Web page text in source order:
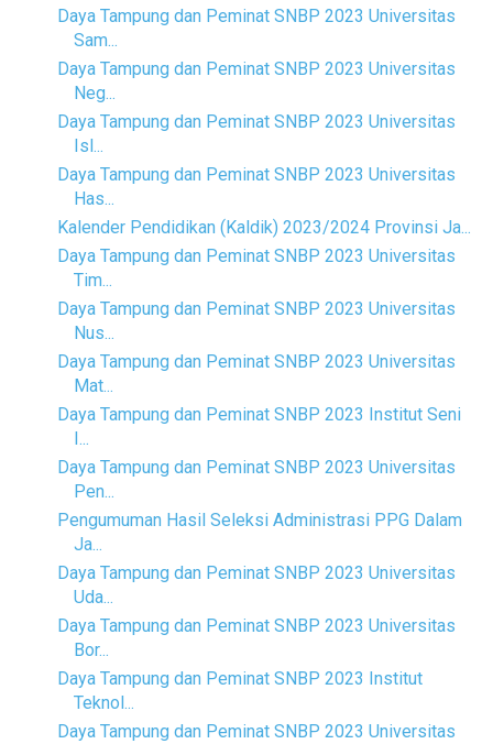
Daya Tampung dan Peminat SNBP 2023 Universitas
Sam...
Daya Tampung dan Peminat SNBP 2023 Universitas
Neg...
Daya Tampung dan Peminat SNBP 2023 Universitas
Isl...
Daya Tampung dan Peminat SNBP 2023 Universitas
Has...
Kalender Pendidikan (Kaldik) 2023/2024 Provinsi Ja...
Daya Tampung dan Peminat SNBP 2023 Universitas
Tim...
Daya Tampung dan Peminat SNBP 2023 Universitas
Nus...
Daya Tampung dan Peminat SNBP 2023 Universitas
Mat...
Daya Tampung dan Peminat SNBP 2023 Institut Seni
I...
Daya Tampung dan Peminat SNBP 2023 Universitas
Pen...
Pengumuman Hasil Seleksi Administrasi PPG Dalam
Ja...
Daya Tampung dan Peminat SNBP 2023 Universitas
Uda...
Daya Tampung dan Peminat SNBP 2023 Universitas
Bor...
Daya Tampung dan Peminat SNBP 2023 Institut
Teknol...
Daya Tampung dan Peminat SNBP 2023 Universitas